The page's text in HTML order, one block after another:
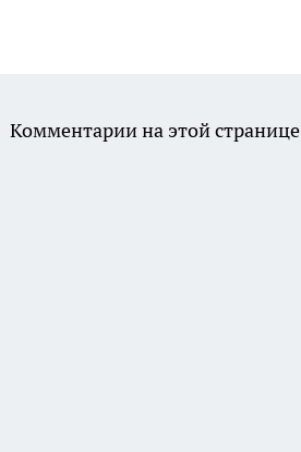
Комментарии на этой